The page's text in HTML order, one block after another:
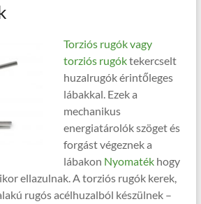
Torziós rugók vagy
torziós rugóktekercselt
huzalrugók érintőleges
lábakkal. Ezek a
mechanikus
energiatárolók szöget és
forgást végeznek a
lábakon Nyomatékhogy
ellazulnak. A torziós rugók kerek,
rugós acélhuzalból készülnek –